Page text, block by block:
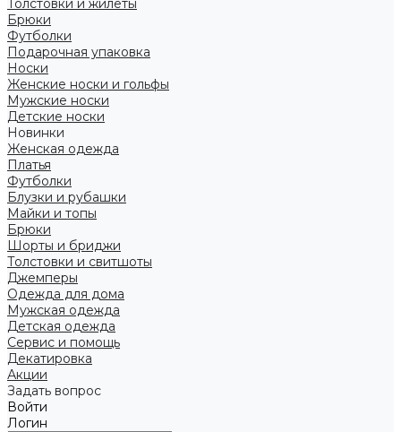
Толстовки и жилеты
Брюки
Футболки
Подарочная упаковка
Носки
Женские носки и гольфы
Мужские носки
Детские носки
Новинки
Женская одежда
Платья
Футболки
Блузки и рубашки
Майки и топы
Брюки
Шорты и бриджи
Толстовки и свитшоты
Джемперы
Одежда для дома
Мужская одежда
Детская одежда
Сервис и помощь
Декатировка
Акции
Задать вопрос
Войти
Логин